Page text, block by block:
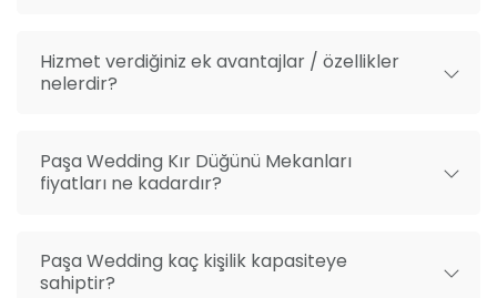
Hizmet verdiğiniz ek avantajlar / özellikler
nelerdir?
Paşa Wedding Kır Düğünü Mekanları
fiyatları ne kadardır?
Paşa Wedding kaç kişilik kapasiteye
sahiptir?